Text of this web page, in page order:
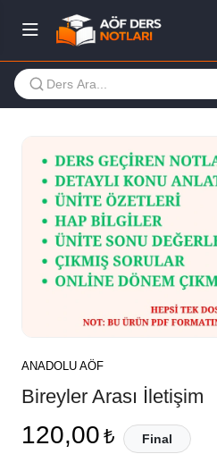
ANADOLU AÖF
Bireyler Arası İletişim
120,00 ₺ Final